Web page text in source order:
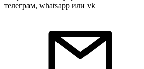
телеграм, whatsapp или vk